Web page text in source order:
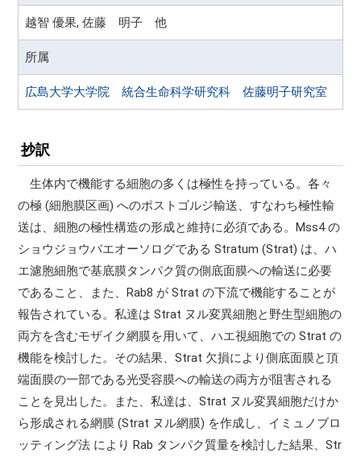
越智 優果, 佐藤 明子 他
所属
広島大学大学院 統合生命科学研究科 佐藤明子研究室
抄訳
生体内で機能する細胞の多くは極性を持っている。各々
の極 (細胞膜区画) へのポストゴルジ輸送、すなわち極性輸
送は、細胞の極性構造の形成と維持に必須である。Mss4 の
ショウジョウバエオーソログである Stratum (Strat) は、ハ
エ濾胞細胞で基底膜タンパク質の側底面膜への輸送に必要
であること、また、Rab8 が Strat の下流で機能することが
報告されている。私達は Strat ヌル変異細胞と野生型細胞の
両方を含むモザイク網膜を用いて、ハエ視細胞での Strat の
機能を検討した。その結果、Strat 欠損により側底面膜と頂
端面膜の一部である光受容膜への輸送の両方が阻害される
ことを見出した。また、私達は、Strat ヌル変異細胞だけか
ら形成される網膜 (Strat ヌル網膜) を作成し、イミュノブロ
ッティング法 により Rab タンパク質量を検討した結果、Str